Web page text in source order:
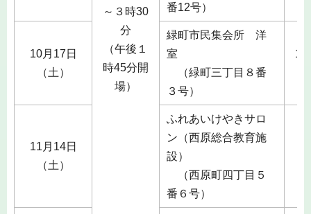
～３時30
分
（午後１
時45分開
場）
番12号）
10月17日
（土）
緑町市民集会所 洋
室
（緑町三丁目８番
３号）
10
11月14日
（土）
ふれあいけやきサロ
ン（西原総合教育施
設）
（西原町四丁目５
番６号）